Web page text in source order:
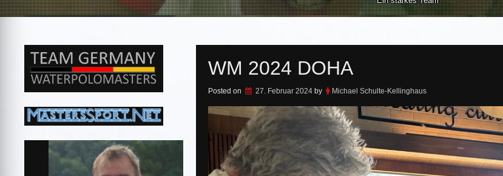
WM 2024 DOHA
Posted on 27. Februar 2024by Michael Schulte-Kellinghaus